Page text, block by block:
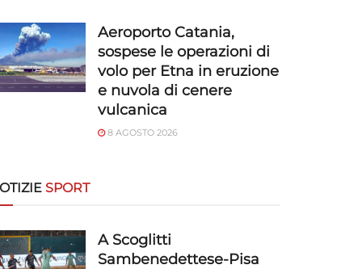
Aeroporto Catania,
sospese le operazioni di
volo per Etna in eruzione
e nuvola di cenere
vulcanica
8 AGOSTO 2026
SPORT
A Scoglitti
Sambenedettese-Pisa